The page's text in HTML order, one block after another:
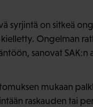
syrjintä on sitkeä
Ongelman
sanovat SAK:n
mukaan
raskauden tai